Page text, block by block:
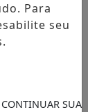
Para
seu
SUA